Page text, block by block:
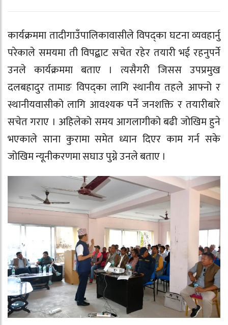
कार्यक्रममा तादीगाउँपालिकावासीले विपद्का घटना व्यवहार्नु
परेकाले समयमा ती विपद्बाट सचेत रहेर तयारी भई रहनुपर्ने
उनले कार्यक्रममा बताए । त्यसैगरी जिसस उपप्रमुख
दलबहादुर तामाङ विपद्का लागि स्थानीय तहले आफ्नो र
स्थानीयवासीको लागि आवश्यक पर्ने जनशक्ति र तयारीबारे
सचेत गराए । अहिलेको समय आगलागीको बढी जोखिम हुने
भएकाले साना कुरामा समेत ध्यान दिएर काम गर्न सके
जोखिम न्यूनीकरणमा सघाउ पुग्ने उनले बताए ।